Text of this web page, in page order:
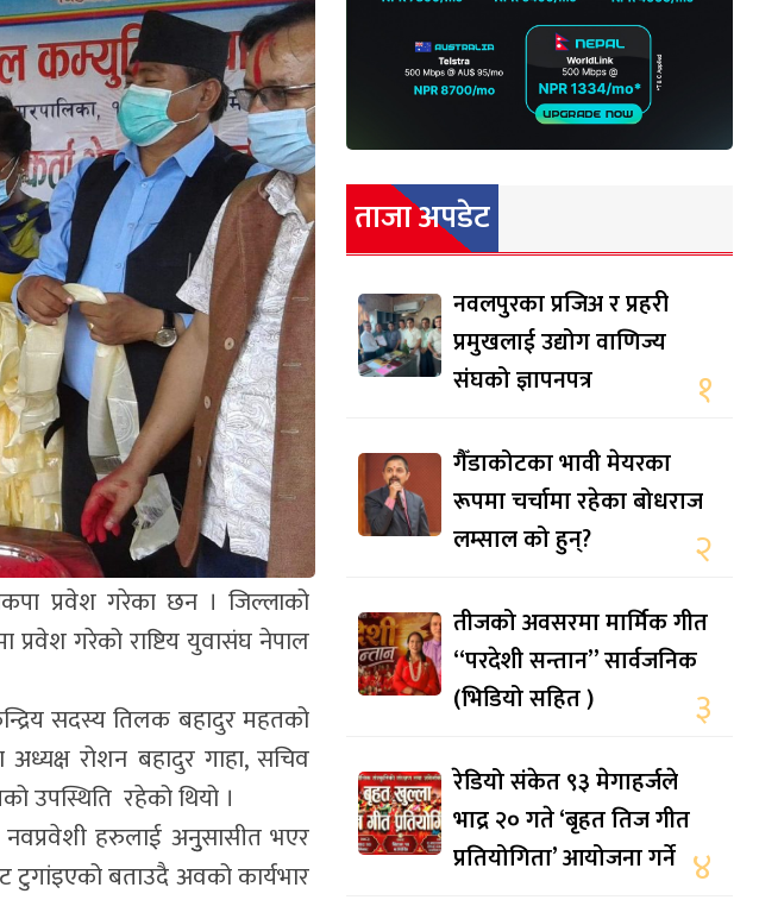
प्रवेश गरेका छन । जिल्लाको
गरेको राष्टिय युवासंघ नेपाल
सदस्य तिलक बहादुर महतको
अध्यक्ष रोशन बहादुर गाहा, सचिव
उपस्थिति रहेको थियो ।
नवप्रवेशी हरुलाई अनुुसासीत भएर
टुगांइएको बताउदै अवको कार्यभार
ताजा अपडेट
नवलपुरका प्रजिअ र प्रहरी
प्रमुखलाई उद्योग वाणिज्य
संघको ज्ञापनपत्र
१
गैँडाकोटका भावी मेयरका
रूपमा चर्चामा रहेका बोधराज
लम्साल को हुन्?
२
तीजको अवसरमा मार्मिक गीत
“परदेशी सन्तान” सार्वजनिक
(भिडियो सहित )
३
रेडियो संकेत ९३ मेगाहर्जले
भाद्र २० गते ‘बृहत तिज गीत
प्रतियोगिता’ आयोजना गर्ने ४